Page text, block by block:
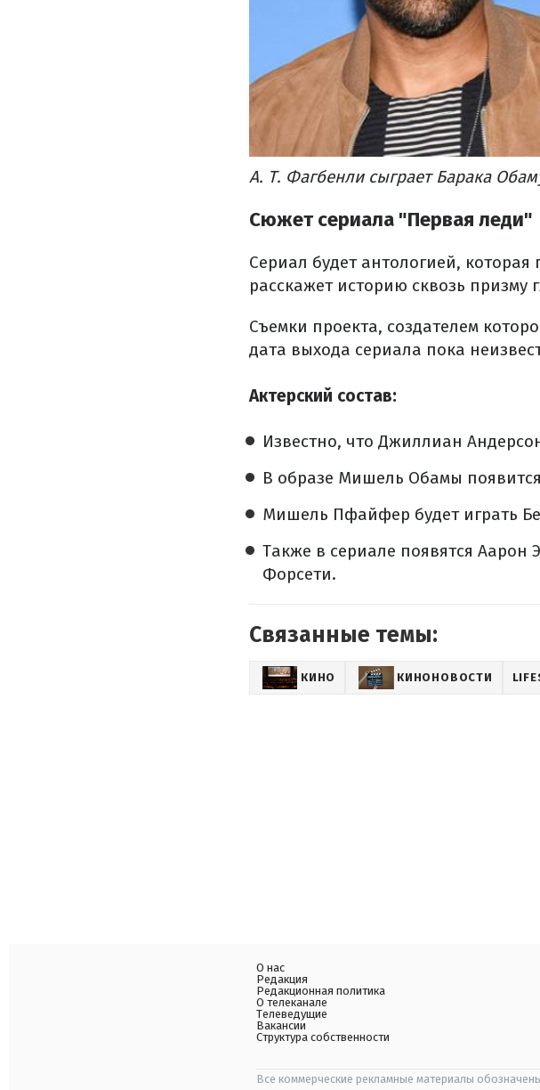
А. Т. Фагбенли сыграет Барака
Сюжет сериала "Первая леди"
Сериал будет антологией,
расскажет историю сквозь
Съемки проекта, создателем
дата выхода сериала пока
Актерский состав:
Известно, что Джиллиан
В образе Мишель Обамы
Мишель Пфайфер будет играть
Также в сериале появятся
Форсети.
Связанные темы:
КИНО КИНОНОВОСТИ
О нас
Редакция
Редакционная политика
О телеканале
Телеведущие
Вакансии
Структура собственности
Все коммерческие рекламные материалы